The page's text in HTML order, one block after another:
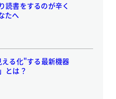
読書をするのが辛く
たへ
る化"する最新機器
とは？